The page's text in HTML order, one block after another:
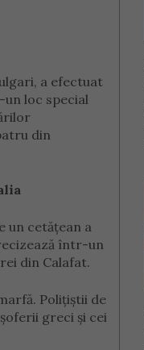
a efectuat
loc special
din
un cetăţean a
într-un
din Calafat.
Poliţiştii de
greci şi cei